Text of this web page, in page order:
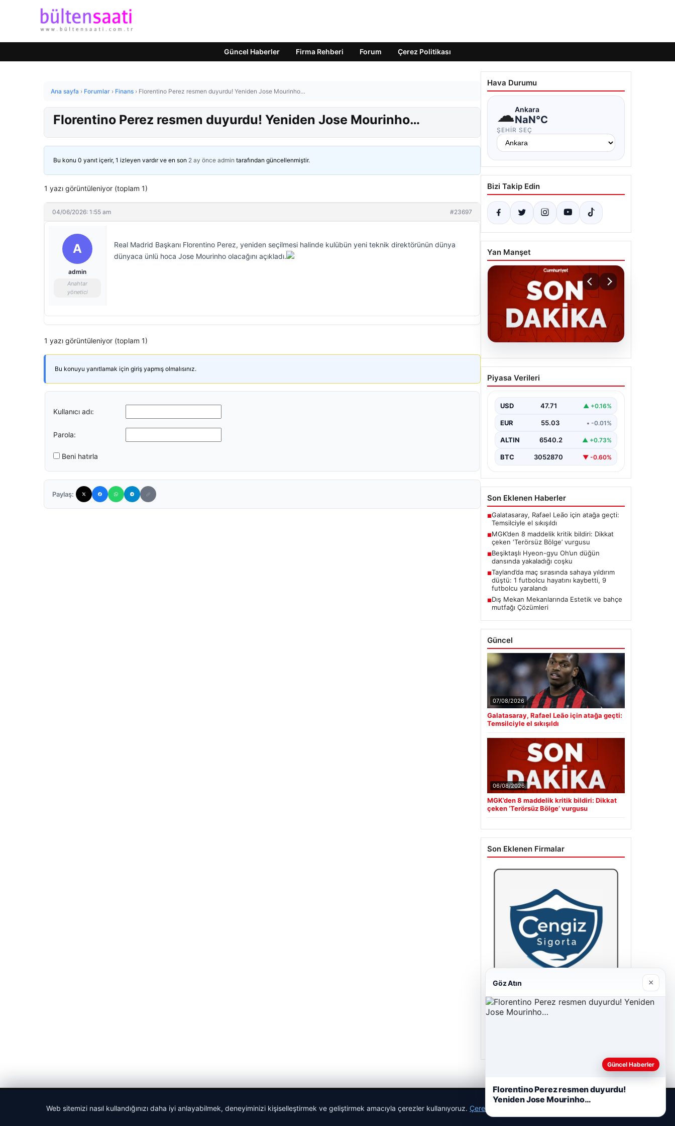
Güncel Haberler Firma Rehberi Forum Çerez Politikası
Ana sayfa › Forumlar › Finans › Florentino Perez resmen duyurdu! Yeniden Jose Mourinho…
Florentino Perez resmen duyurdu! Yeniden Jose Mourinho…
Bu konu 0 yanıt içerir, 1 izleyen vardır ve en son 2 ay önce admin tarafından güncellenmiştir.
1 yazı görüntüleniyor (toplam 1)
04/06/2026: 1:55 am #23697
A
admin
Anahtar
yönetici
Real Madrid Başkanı Florentino Perez, yeniden seçilmesi halinde kulübün yeni teknik direktörünün dünya
dünyaca ünlü hoca Jose Mourinho olacağını açıkladı.
1 yazı görüntüleniyor (toplam 1)
Bu konuyu yanıtlamak için giriş yapmış olmalısınız.
Kullanıcı adı:
Parola:
Beni hatırla
Paylaş:
Hava Durumu
☁Ankara
NaN°C
ŞEHIR SEÇ
Bizi Takip Edin
Yan Manşet
06.08.2026
MGK’den 8 maddelik kritik
bildiri: Dikkat çeken
Piyasa Verileri
USD 47.71 ▲ +0.16%
EUR 55.03 • -0.01%
ALTIN 6540.2 ▲ +0.73%
BTC 3052870 ▼ -0.60%
Son Eklenen Haberler
■Galatasaray, Rafael Leão için atağa geçti:
Temsilciyle el sıkışıldı
■MGK’den 8 maddelik kritik bildiri: Dikkat
çeken ‘Terörsüz Bölge’ vurgusu
■Beşiktaşlı Hyeon-gyu Oh’un düğün
dansında yakaladığı coşku
■Tayland’da maç sırasında sahaya yıldırım
düştü: 1 futbolcu hayatını kaybetti, 9
futbolcu yaralandı
■Dış Mekan Mekanlarında Estetik ve bahçe
mutfağı Çözümleri
Güncel
07/08/2026
Galatasaray, Rafael Leão için atağa geçti:
Temsilciyle el sıkışıldı
06/08/2026
MGK’den 8 maddelik kritik bildiri: Dikkat
çeken ‘Terörsüz Bölge’ vurgusu
Son Eklenen Firmalar
Cengiz Sigorta
Web sitemizi nasıl kullandığınızı daha iyi anlayabilmek, deneyiminizi kişiselleştirmek ve geliştirmek amacıyla çerezler kullanıyoruz. Çerez Politikamız
Göz Atın ×
Güncel Haberler
Florentino Perez resmen duyurdu!
Yeniden Jose Mourinho…